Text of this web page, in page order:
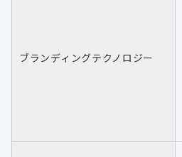
ブランディングテクノロジー